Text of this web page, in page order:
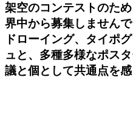
架空のコンテストのた
界中から募集しませんで
ドローイング、タイポ
ュと、多種多様なポス
議と個として共通点を感